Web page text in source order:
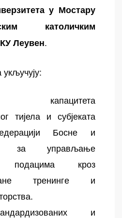
у Мостару
католичким
Леувен.
капацитета
тијела и субјеката
Босне и
за управљање
подацима кроз
тренинге и
и